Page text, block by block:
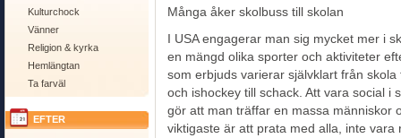
Kulturchock
Vänner
Religion & kyrka
Hemlängtan
Ta farväl
EFTER
Många åker skolbuss till skolan
I USA engagerar man sig mycket mer i
en mängd olika sporter och aktiviteter
som erbjuds varierar självklart från
och ishockey till schack. Att vara social i
gör att man träffar en massa människor
viktigaste är att prata med alla, inte